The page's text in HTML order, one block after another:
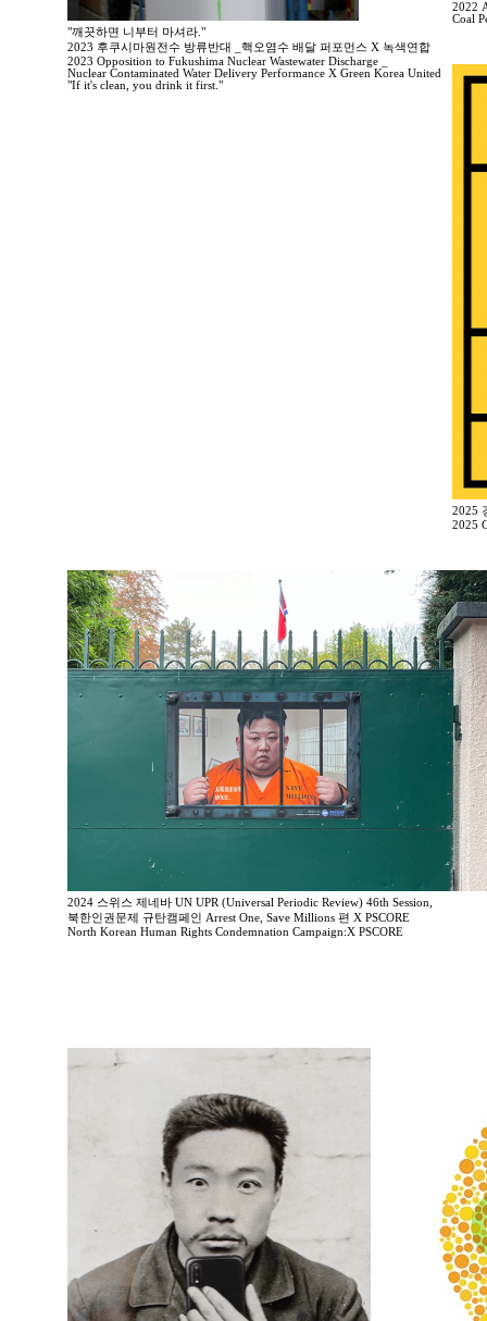
"깨끗하면 니부터 마셔라."
2023 후쿠시마원전수 방류반대 _핵오염수 배달 퍼포먼스 X 녹색연합
2023 Opposition to Fukushima Nuclear Wastewater Discharge _
Nuclear Contaminated Water Delivery Performance X Green Korea United
"If it's clean, you drink it first."
2022
Coal
2025
2025
2024 스위스 제네바 UN UPR (Universal Periodic Review) 46th Session,
북한인권문제 규탄캠페인 Arrest One, Save Millions 편 X PSCORE
North Korean Human Rights Condemnation Campaign:X PSCORE